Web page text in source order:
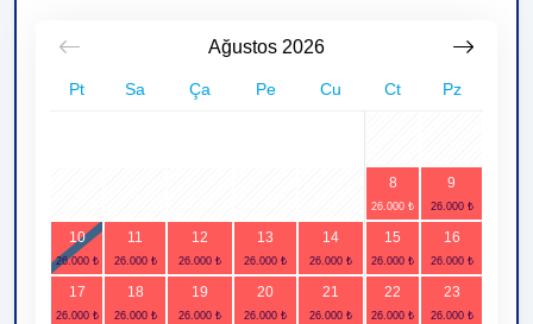
Ağustos 2026
Pt Sa Ça Pe Cu Ct Pz
8 9
10 11 12 13 14 15 16
17 18 19 20 21 22 23